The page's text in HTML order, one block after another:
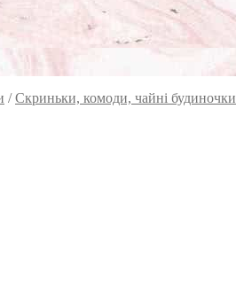
/Скриньки, комоди, чайні будиночки